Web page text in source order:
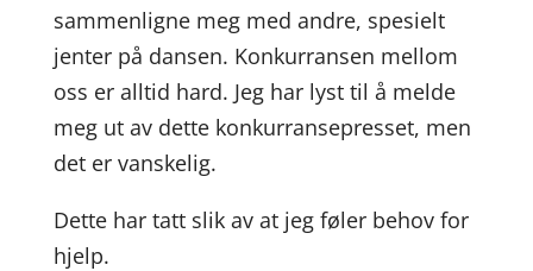
sammenligne meg med andre, spesielt
jenter på dansen. Konkurransen mellom
oss er alltid hard. Jeg har lyst til å melde
meg ut av dette konkurransepresset, men
det er vanskelig.
Dette har tatt slik av at jeg føler behov for
hjelp.